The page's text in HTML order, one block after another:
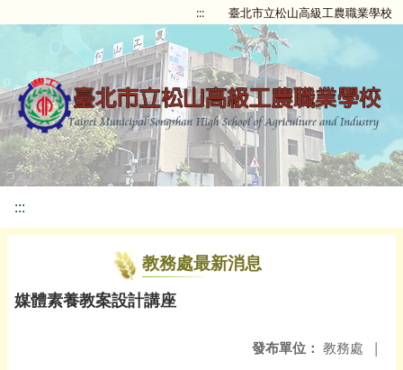
::: 臺北市立松山高級工農職業學校
:::
教務處最新消息
媒體素養教案設計講座
發布單位： 教務處 |